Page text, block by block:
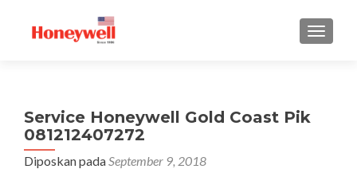
TUKAR
Service Honeywell Gold Coast Pik
081212407272
Diposkan padaSeptember 9, 2018